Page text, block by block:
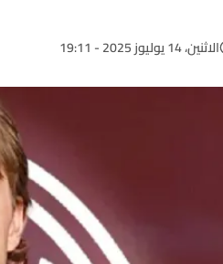
الاثنين، 14 يوليوز 2025 - 19:11